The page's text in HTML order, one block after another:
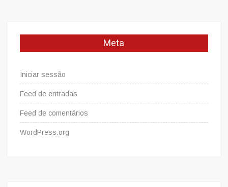
Meta
Iniciar sessão
Feed de entradas
Feed de comentários
WordPress.org